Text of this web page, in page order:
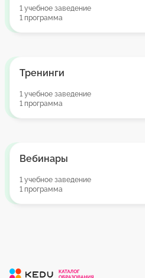
1 учебное заведение
1 программа
Тренинги
1 учебное заведение
1 программа
Вебинары
1 учебное заведение
1 программа